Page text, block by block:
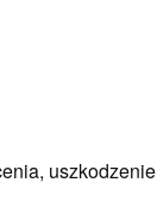
uszkodzenie